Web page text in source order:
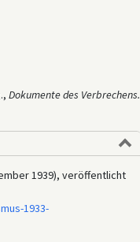
Dokumente des Verbrechens.
1939), veröffentlicht
1933-